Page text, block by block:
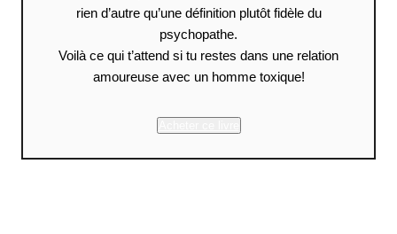
rien d’autre qu’une définition plutôt fidèle du
psychopathe.
Voilà ce qui t’attend si tu restes dans une relation
amoureuse avec un homme toxique!